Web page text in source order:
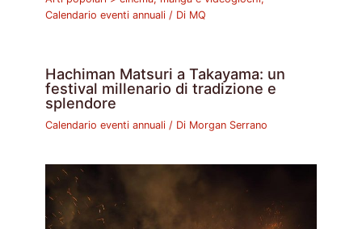
Calendario eventi annuali / Di MQ
Hachiman Matsuri a Takayama: un
festival millenario di tradizione e
splendore
Calendario eventi annuali / Di Morgan Serrano